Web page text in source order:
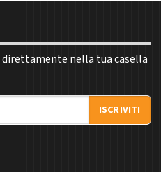
direttamente nella tua casella
ISCRIVITI